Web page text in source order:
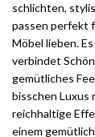
schlichten,
passen perfekt
Möbel lieben.
verbindet
gemütliches
bisschen Luxus
reichhaltige
einem